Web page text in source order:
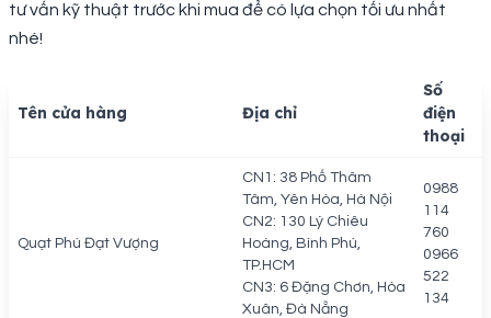
tư vấn kỹ thuật trước khi mua để có lựa chọn tối ưu nhất
nhé!
Tên cửa hàng Địa chỉ
Số
điện
thoại
Quạt Phú Đạt Vượng
CN1: 38 Phố Thâm
Tâm, Yên Hòa, Hà Nội
CN2: 130 Lý Chiêu
Hoàng, Bình Phú,
TP.HCM
CN3: 6 Đặng Chơn, Hòa
Xuân, Đà Nẵng
0988
114
760
0966
522
134